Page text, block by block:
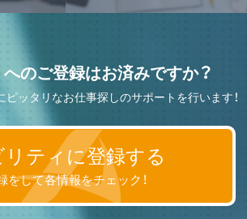
へのご登録はお済みですか？
ッタリなお仕事探しのサポートを行います！
ティに登録する
をして各情報をチェック！